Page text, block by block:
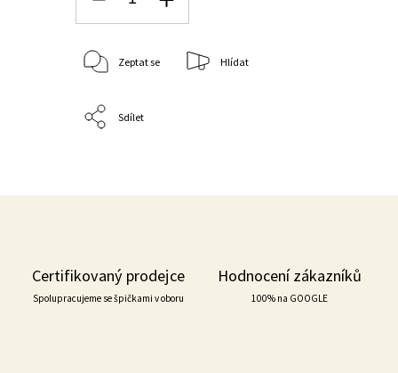
Zeptat se Hlídat
Sdílet
Certifikovaný prodejce
Spolupracujeme se špičkami v oboru
Hodnocení zákazníků
100% na GOOGLE